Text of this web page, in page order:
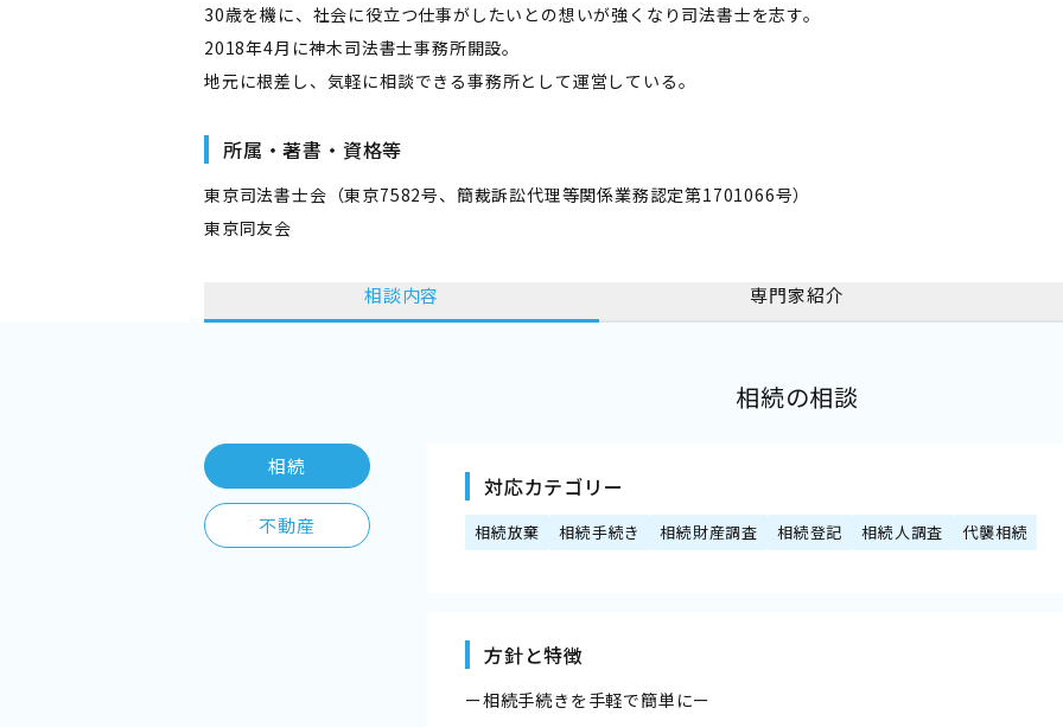
30歳を機に、社会に役立つ仕事がしたいとの想いが強くなり司法書士を志す。
2018年4月に神木司法書士事務所開設。
地元に根差し、気軽に相談できる事務所として運営している。
所属・著書・資格等
東京司法書士会（東京7582号、簡裁訴訟代理等関係業務認定第1701066号）
東京同友会
相談内容 専門家紹介
相続の相談
相続
不動産
対応カテゴリー
相続放棄 相続手続き 相続財産調査 相続登記 相続人調査 代襲相続
方針と特徴
ー相続手続きを手軽で簡単にー